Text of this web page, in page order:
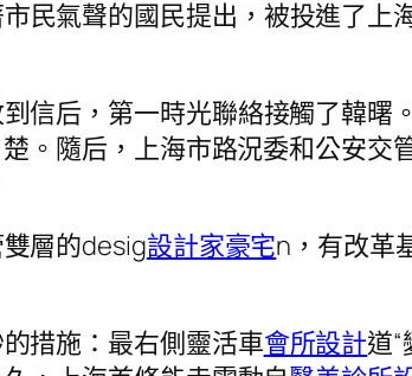
民氣聲的國民提出，被投進了上
信后，第一時光聯絡接觸了韓
。隨后，上海市路況委和公安交
層的desig設計家豪宅n，有改革
措施：最右側靈活車會所設計道